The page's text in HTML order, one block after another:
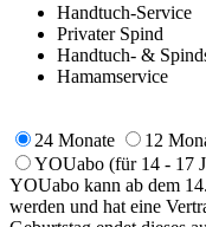
Handtuch-Service
Privater Spind
Handtuch- &
Hamamservice
24 Monate 12
YOUabo (für 14 - 17
YOUabo kann ab dem
werden und hat eine